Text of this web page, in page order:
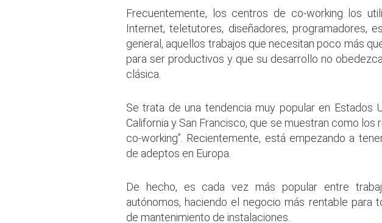
Frecuentemente, los centros de co-working los
Internet, teletutores, diseñadores, programadores,
general, aquellos trabajos que necesitan poco más
para ser productivos y que su desarrollo no
clásica.
Se trata de una tendencia muy popular en Estados
California y San Francisco, que se muestran como los
co-working”. Recientemente, está empezando a
de adeptos en Europa.
De hecho, es cada vez más popular entre
autónomos, haciendo el negocio más rentable para
de mantenimiento de instalaciones.